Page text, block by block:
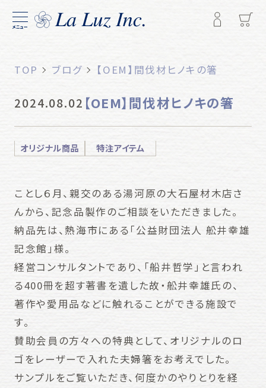
メニュー
TOP ブログ 【OEM】間伐材ヒノキの箸
2024.08.02 【OEM】間伐材ヒノキの箸
オリジナル商品 特注アイテム
ことし６月、親交のある湯河原の大石屋材木店さ
んから、記念品製作のご相談をいただきました。
納品先は、熱海市にある「公益財団法人 舩井幸雄
記念館」様。
経営コンサルタントであり、「船井哲学」と言われ
る400冊を超す著書を遺した故・舩井幸雄氏の、
著作や愛用品などに触れることができる施設で
す。
賛助会員の方々への特典として、オリジナルのロ
ゴをレーザーで入れた夫婦箸をお考えでした。
サンプルをご覧いただき、何度かのやりとりを経